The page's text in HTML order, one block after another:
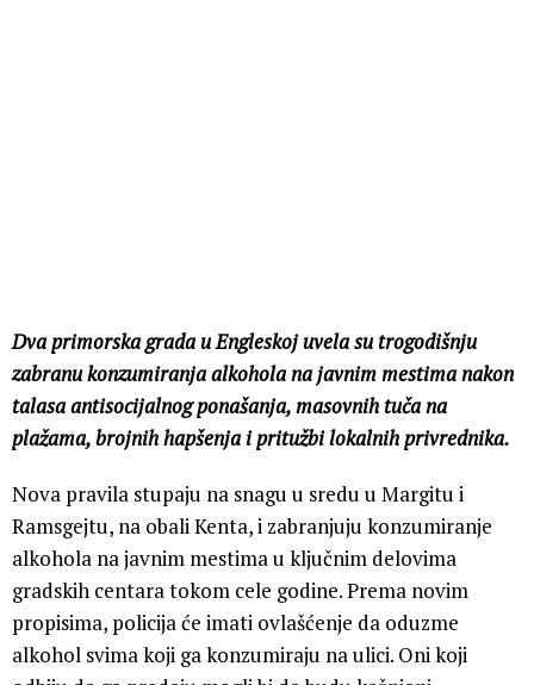
Dva primorska grada u Engleskoj uvela su trogodišnju
zabranu konzumiranja alkohola na javnim mestima nakon
talasa antisocijalnog ponašanja, masovnih tuča na
plažama, brojnih hapšenja i pritužbi lokalnih privrednika.
Nova pravila stupaju na snagu u sredu u Margitu i
Ramsgejtu, na obali Kenta, i zabranjuju konzumiranje
alkohola na javnim mestima u ključnim delovima
gradskih centara tokom cele godine. Prema novim
propisima, policija će imati ovlašćenje da oduzme
alkohol svima koji ga konzumiraju na ulici. Oni koji